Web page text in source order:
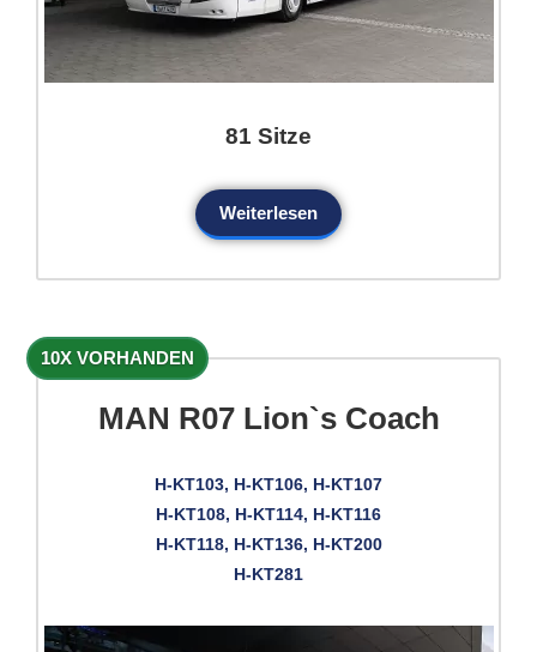
81 Sitze
Weiterlesen
10X VORHANDEN
MAN R07 Lion`s Coach
H-KT103, H-KT106, H-KT107
H-KT108, H-KT114, H-KT116
H-KT118, H-KT136, H-KT200
H-KT281